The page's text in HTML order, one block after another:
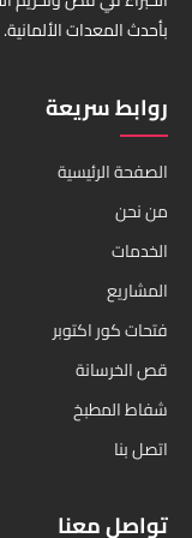
بأحدث المعدات الألمانية.
روابط سريعة
الصفحة الرئيسية
من نحن
الخدمات
المشاريع
فتحات كور اكتوبر
قص الخرسانة
شفاط المطبخ
اتصل بنا
تواصل معنا